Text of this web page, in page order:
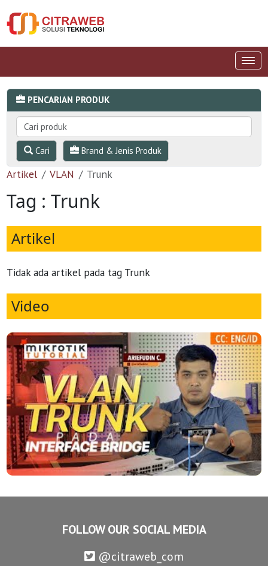
PENCARIAN PRODUK
Cari Brand & Jenis Produk
Artikel VLAN Trunk
Tag : Trunk
Artikel
Tidak ada artikel pada tag Trunk
Video
FOLLOW OUR SOCIAL MEDIA
@citraweb_com